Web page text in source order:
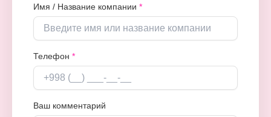
Имя / Название компании *
Телефон *
Ваш комментарий